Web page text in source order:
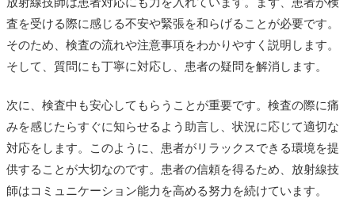
放射線技師は患者対応にも力を入れています。まず、患者が検
査を受ける際に感じる不安や緊張を和らげることが必要です。
そのため、検査の流れや注意事項をわかりやすく説明します。
そして、質問にも丁寧に対応し、患者の疑問を解消します。
次に、検査中も安心してもらうことが重要です。検査の際に痛
みを感じたらすぐに知らせるよう助言し、状況に応じて適切な
対応をします。このように、患者がリラックスできる環境を提
供することが大切なのです。患者の信頼を得るため、放射線技
師はコミュニケーション能力を高める努力を続けています。